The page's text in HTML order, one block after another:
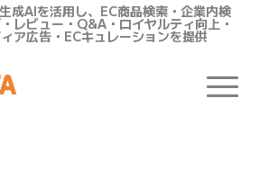
成AIを活用し、EC商品検索・企業内検
レビュー・Q&A・ロイヤルティ向上・
ア広告・ECキュレーションを提供